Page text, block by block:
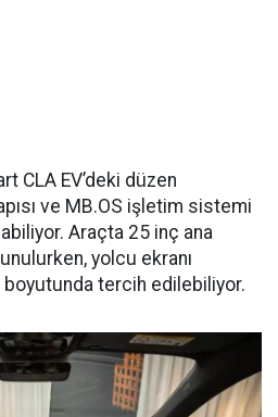
CLA EV’deki düzen
ve MB.OS işletim sistemi
Araçta 25 inç ana
yolcu ekranı
tercih edilebiliyor.